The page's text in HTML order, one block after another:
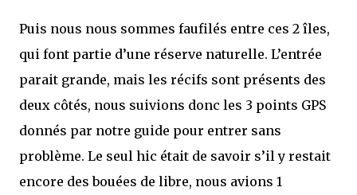
Puis nous nous sommes faufilés entre ces 2 îles,
qui font partie d’une réserve naturelle. L’entrée
parait grande, mais les récifs sont présents des
deux côtés, nous suivions donc les 3 points GPS
donnés par notre guide pour entrer sans
problème. Le seul hic était de savoir s’il y restait
encore des bouées de libre, nous avions 1